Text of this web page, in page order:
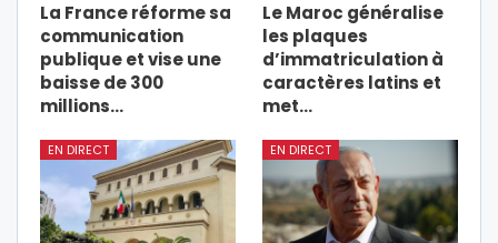
La France réforme sa
communication
publique et vise une
baisse de 300
millions…
Le Maroc généralise
les plaques
d’immatriculation à
caractères latins et
met…
EN DIRECT EN DIRECT